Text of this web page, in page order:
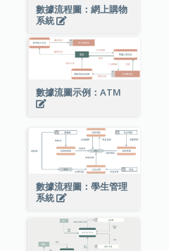
數據流程圖：網上購物
系統
數據流圖示例：ATM
數據流程圖：學生管理
系統